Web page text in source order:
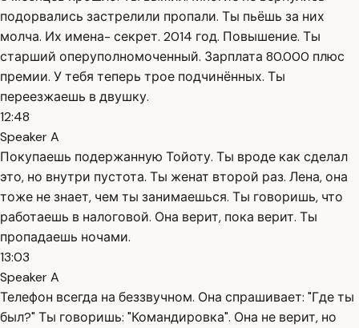
подорвались застрелили пропали. Ты пьёшь за них
молча. Их имена- секрет. 2014 год. Повышение. Ты
старший оперуполномоченный. Зарплата 80.000 плюс
премии. У тебя теперь трое подчинённых. Ты
переезжаешь в двушку.
12:48
Speaker A
Покупаешь подержанную Тойоту. Ты вроде как сделал
это, но внутри пустота. Ты женат второй раз. Лена, она
тоже не знает, чем ты занимаешься. Ты говоришь, что
работаешь в налоговой. Она верит, пока верит. Ты
пропадаешь ночами.
13:03
Speaker A
Телефон всегда на беззвучном. Она спрашивает: "Где ты
был?" Ты говоришь: "Командировка". Она не верит, но